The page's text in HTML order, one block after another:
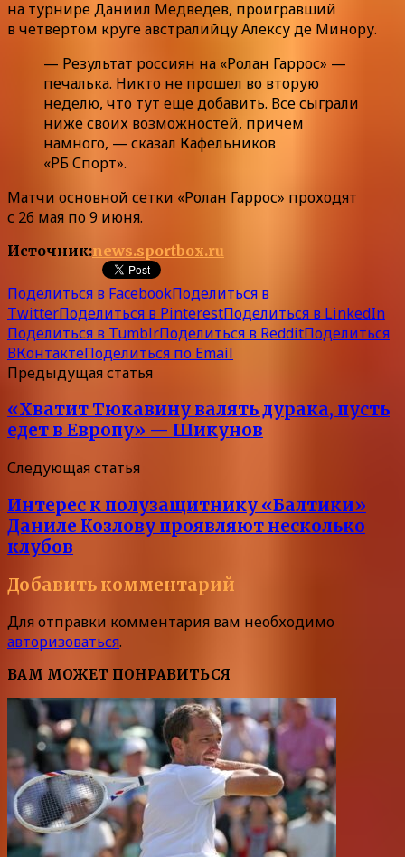
на турнире Даниил Медведев, проигравший
в четвертом круге австралийцу Алексу де Минору.
— Результат россиян на «Ролан Гаррос» —
печалька. Никто не прошел во вторую
неделю, что тут еще добавить. Все сыграли
ниже своих возможностей, причем
намного, — сказал Кафельников
«РБ Спорт».
Матчи основной сетки «Ролан Гаррос» проходят
с 26 мая по 9 июня.
Источник:news.sportbox.ru
Поделиться в FacebookПоделиться в
TwitterПоделиться в PinterestПоделиться в LinkedIn
Поделиться в TumblrПоделиться в RedditПоделиться
ВКонтактеПоделиться по Email
Предыдущая статья
«Хватит Тюкавину валять дурака, пусть
едет в Европу» — Шикунов
Следующая статья
Интерес к полузащитнику «Балтики»
Даниле Козлову проявляют несколько
клубов
Добавить комментарий
Для отправки комментария вам необходимо
авторизоваться.
ВАМ МОЖЕТ ПОНРАВИТЬСЯ